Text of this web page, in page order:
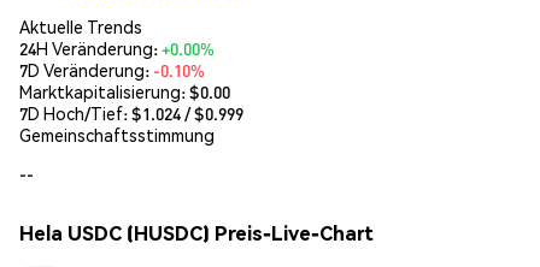
Aktuelle Trends
24H Veränderung:+0.00%
7D Veränderung: -0.10%
Marktkapitalisierung:$0.00
7D Hoch/Tief: $1.024/ $0.999
Gemeinschaftsstimmung
--
Hela USDC (HUSDC) Preis-Live-Chart